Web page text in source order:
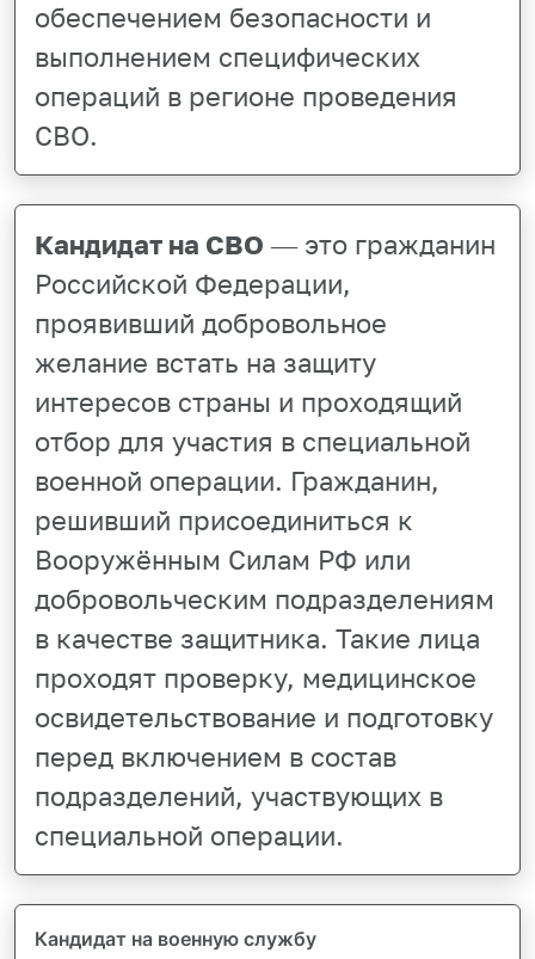
обеспечением безопасности и
выполнением специфических
операций в регионе проведения
СВО.
Кандидат на СВО — это гражданин
Российской Федерации,
проявивший добровольное
желание встать на защиту
интересов страны и проходящий
отбор для участия в специальной
военной операции. Гражданин,
решивший присоединиться к
Вооружённым Силам РФ или
добровольческим подразделениям
в качестве защитника. Такие лица
проходят проверку, медицинское
освидетельствование и подготовку
перед включением в состав
подразделений, участвующих в
специальной операции.
Кандидат на военную службу